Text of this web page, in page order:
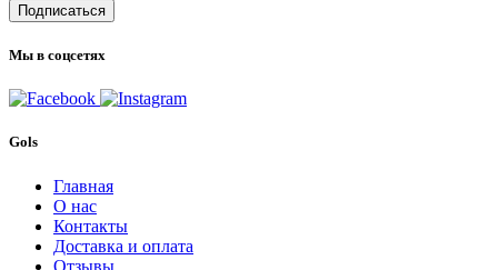
Подписаться
Мы в соцсетях
Gols
Главная
О нас
Контакты
Доставка и оплата
Отзывы